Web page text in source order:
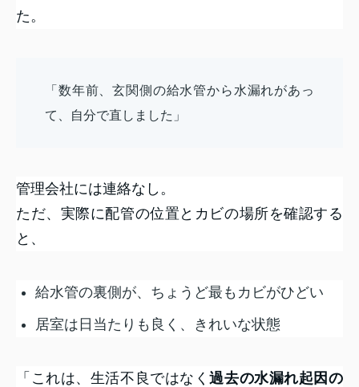
た。
「数年前、玄関側の給水管から水漏れがあっ
て、自分で直しました」
管理会社には連絡なし。
ただ、実際に配管の位置とカビの場所を確認する
と、
給水管の裏側が、ちょうど最もカビがひどい
居室は日当たりも良く、きれいな状態
「これは、生活不良ではなく過去の水漏れ起因の